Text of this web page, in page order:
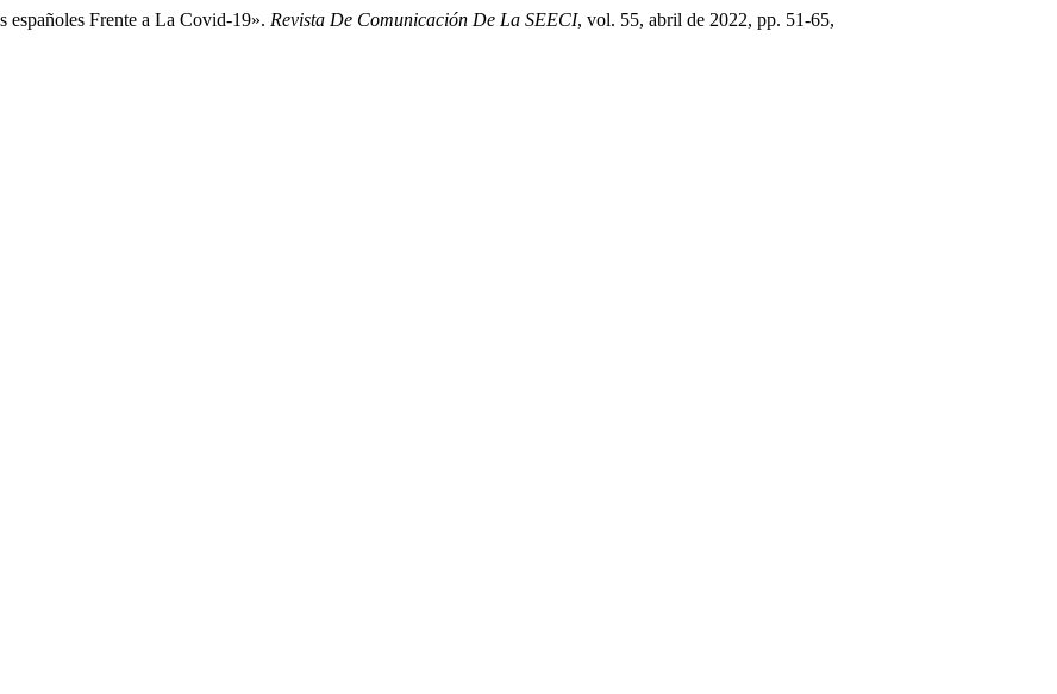
españoles Frente a La Covid-19». Revista De Comunicación De La SEECI, vol. 55, abril de 2022, pp. 51-65,